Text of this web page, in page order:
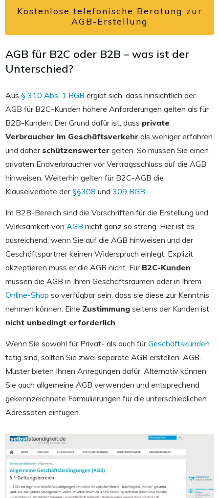
Kostenlose telefonische Beratung zur
AGB-Erstellung
AGB für B2C oder B2B – was ist der
Unterschied?
Aus § 310 Abs. 1 BGB ergibt sich, dass hinsichtlich der
AGB für B2C-Kunden höhere Anforderungen gelten als für
B2B-Kunden. Der Grund dafür ist, dass private
Verbraucher im Geschäftsverkehr als weniger erfahren
und daher schützenswerter gelten. So müssen Sie einen
privaten Endverbraucher vor Vertragsschluss auf die AGB
hinweisen. Weiterhin gelten für B2C-AGB die
Klauselverbote der§§308 und 309 BGB.
Im B2B-Bereich sind die Vorschriften für die Erstellung und
Wirksamkeit von AGB nicht ganz so streng. Hier ist es
ausreichend, wenn Sie auf die AGB hinweisen und der
Geschäftspartner keinen Widerspruch einlegt. Explizit
akzeptieren muss er die AGB nicht. Für B2C-Kunden
müssen die AGB in Ihren Geschäftsräumen oder in Ihrem
Online-Shop so verfügbar sein, dass sie diese zur Kenntnis
nehmen können. Eine Zustimmung seitens der Kunden ist
nicht unbedingt erforderlich.
Wenn Sie sowohl für Privat- als auch fürGeschäftskunden
tätig sind, sollten Sie zwei separate AGB erstellen. AGB-
Muster bieten Ihnen Anregungen dafür. Alternativ können
Sie auch allgemeine AGB verwenden und entsprechend
gekennzeichnete Formulierungen für die unterschiedlichen
Adressaten einfügen.